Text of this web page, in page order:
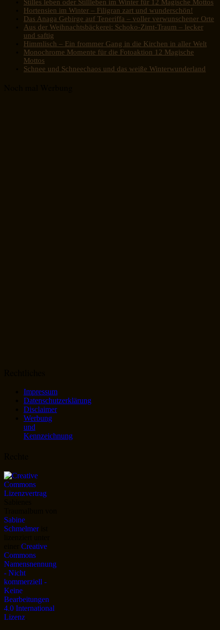
Stilles leben oder Stillleben im Winter für 12 Magische Mottos
Hortensien im Winter – Filigran zart und wunderschön!
Das Anaga Gebirge auf Teneriffa – voller verwunschener Orte
Aus der Weihnachtsbäckerei: Schoko-Zimt-Traum – lecker
und saftig
Himmlisch – Ein frommer Gang in die Kirchen in aller Welt
Monochrome Momente für die Fotoaktion 12 Magische
Mottos
Schnee und Schneechaos und das weiße Winterwunderland
Impressum
Datenschutzerklärung
Disclaimer
Werbung
und
Kennzeichnung
Sabine
Schmelmerist
Creative
Commons
Namensnennung
- Nicht
kommerziell -
Keine
Bearbeitungen
4.0 International
Lizenz